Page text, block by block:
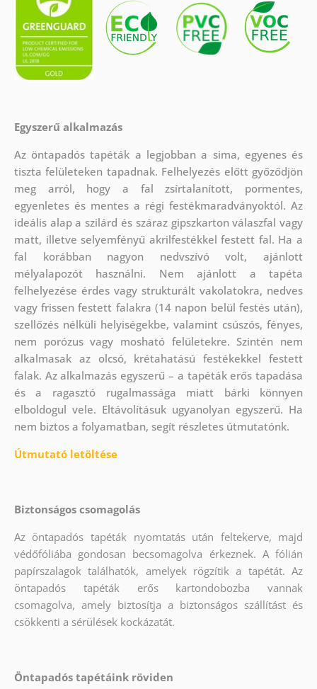
Egyszerű alkalmazás
Az öntapadós tapéták a legjobban a sima, egyenes és
tiszta felületeken tapadnak. Felhelyezés előtt győződjön
meg arról, hogy a fal zsírtalanított, pormentes,
egyenletes és mentes a régi festékmaradványoktól. Az
ideális alap a szilárd és száraz gipszkarton válaszfal vagy
matt, illetve selyemfényű akrilfestékkel festett fal. Ha a
fal korábban nagyon nedvszívó volt, ajánlott
mélyalapozót használni. Nem ajánlott a tapéta
felhelyezése érdes vagy strukturált vakolatokra, nedves
vagy frissen festett falakra (14 napon belül festés után),
szellőzés nélküli helyiségekbe, valamint csúszós, fényes,
nem porózus vagy mosható felületekre. Szintén nem
alkalmasak az olcsó, krétahatású festékekkel festett
falak. Az alkalmazás egyszerű – a tapéták erős tapadása
és a ragasztó rugalmassága miatt bárki könnyen
elboldogul vele. Eltávolításuk ugyanolyan egyszerű. Ha
nem biztos a folyamatban, segít részletes útmutatónk.
Útmutató letöltése
Biztonságos csomagolás
Az öntapadós tapéták nyomtatás után feltekerve, majd
védőfóliába gondosan becsomagolva érkeznek. A fólián
papírszalagok találhatók, amelyek rögzítik a tapétát. Az
öntapadós tapéták erős kartondobozba vannak
csomagolva, amely biztosítja a biztonságos szállítást és
csökkenti a sérülések kockázatát.
Öntapadós tapétáink röviden